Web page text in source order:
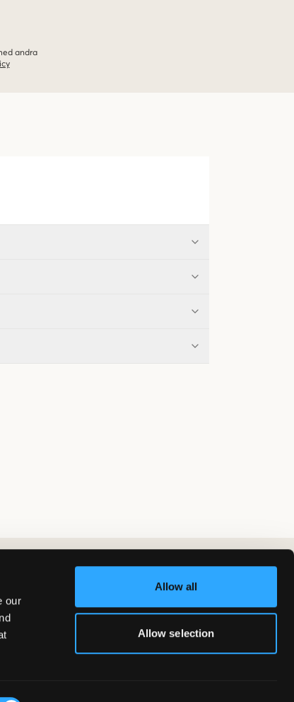
our
Allow all
Allow selection
andra